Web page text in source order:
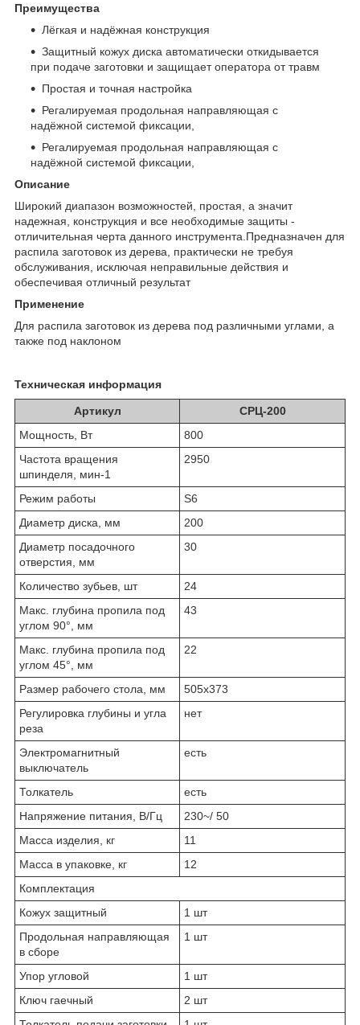
Преимущества
Лёгкая и надёжная конструкция
Защитный кожух диска автоматически откидывается
при подаче заготовки и защищает оператора от травм
Простая и точная настройка
Регалируемая продольная направляющая с
надёжной системой фиксации,
Регалируемая продольная направляющая с
надёжной системой фиксации,
Описание
Широкий диапазон возможностей, простая, а значит
надежная, конструкция и все необходимые защиты -
отличительная черта данного инструмента.Предназначен для
распила заготовок из дерева, практически не требуя
обслуживания, исключая неправильные действия и
обеспечивая отличный результат
Применение
Для распила заготовок из дерева под различными углами, а
также под наклоном
Техническая информация
Артикул
СРЦ-200
Мощность, Вт
800
Частота вращения
шпинделя, мин-1
2950
Режим работы
S6
Диаметр диска, мм
200
Диаметр посадочного
отверстия, мм
30
Количество зубьев, шт
24
Макс. глубина пропила под
углом 90°, мм
43
Макс. глубина пропила под
углом 45°, мм
22
Размер рабочего стола, мм
505х373
Регулировка глубины и угла
реза
нет
Электромагнитный
выключатель
есть
Толкатель
есть
Напряжение питания, В/Гц
230~/ 50
Масса изделия, кг
11
Масса в упаковке, кг
12
Комплектация
Кожух защитный
1 шт
Продольная направляющая
в сборе
1 шт
Упор угловой
1 шт
Ключ гаечный
2 шт